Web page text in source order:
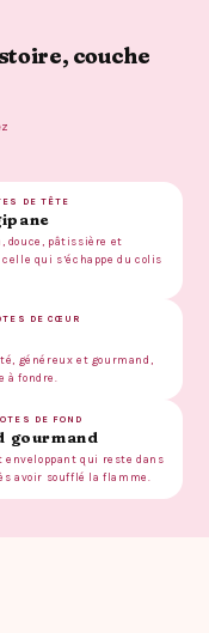
couche
DE TÊTE
douce, pâtissière et
qui s’échappe du colis
DE CŒUR
généreux et gourmand,
à fondre.
DE FOND
gourmand
enveloppant qui reste dans
avoir soufflé la flamme.